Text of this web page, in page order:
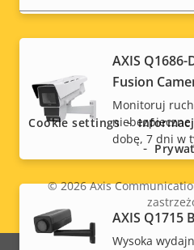
AXIS Q1686-
Fusion
Monitoruj
dobę, 7 dni w
AXIS Q1715
Wysoka
Social
menu
Legal
© 2026Axis
Cookie settings